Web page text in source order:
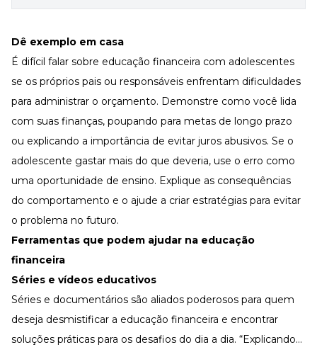
Dê exemplo em casa
É difícil falar sobre educação financeira com adolescentes
se os próprios pais ou responsáveis enfrentam dificuldades
para administrar o orçamento. Demonstre como você lida
com suas finanças, poupando para metas de longo prazo
ou explicando a importância de evitar juros abusivos. Se o
adolescente gastar mais do que deveria, use o erro como
uma oportunidade de ensino. Explique as consequências
do comportamento e o ajude a criar estratégias para evitar
o problema no futuro.
Ferramentas que podem ajudar na educação
financeira
Séries e vídeos educativos
Séries e documentários são aliados poderosos para quem
deseja desmistificar a educação financeira e encontrar
soluções práticas para os desafios do dia a dia. “Explicando…